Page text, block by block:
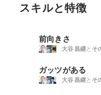
スキルと特徴
前向きさ
大谷 昌継と そ
ガッツがある
大谷 昌継と そ